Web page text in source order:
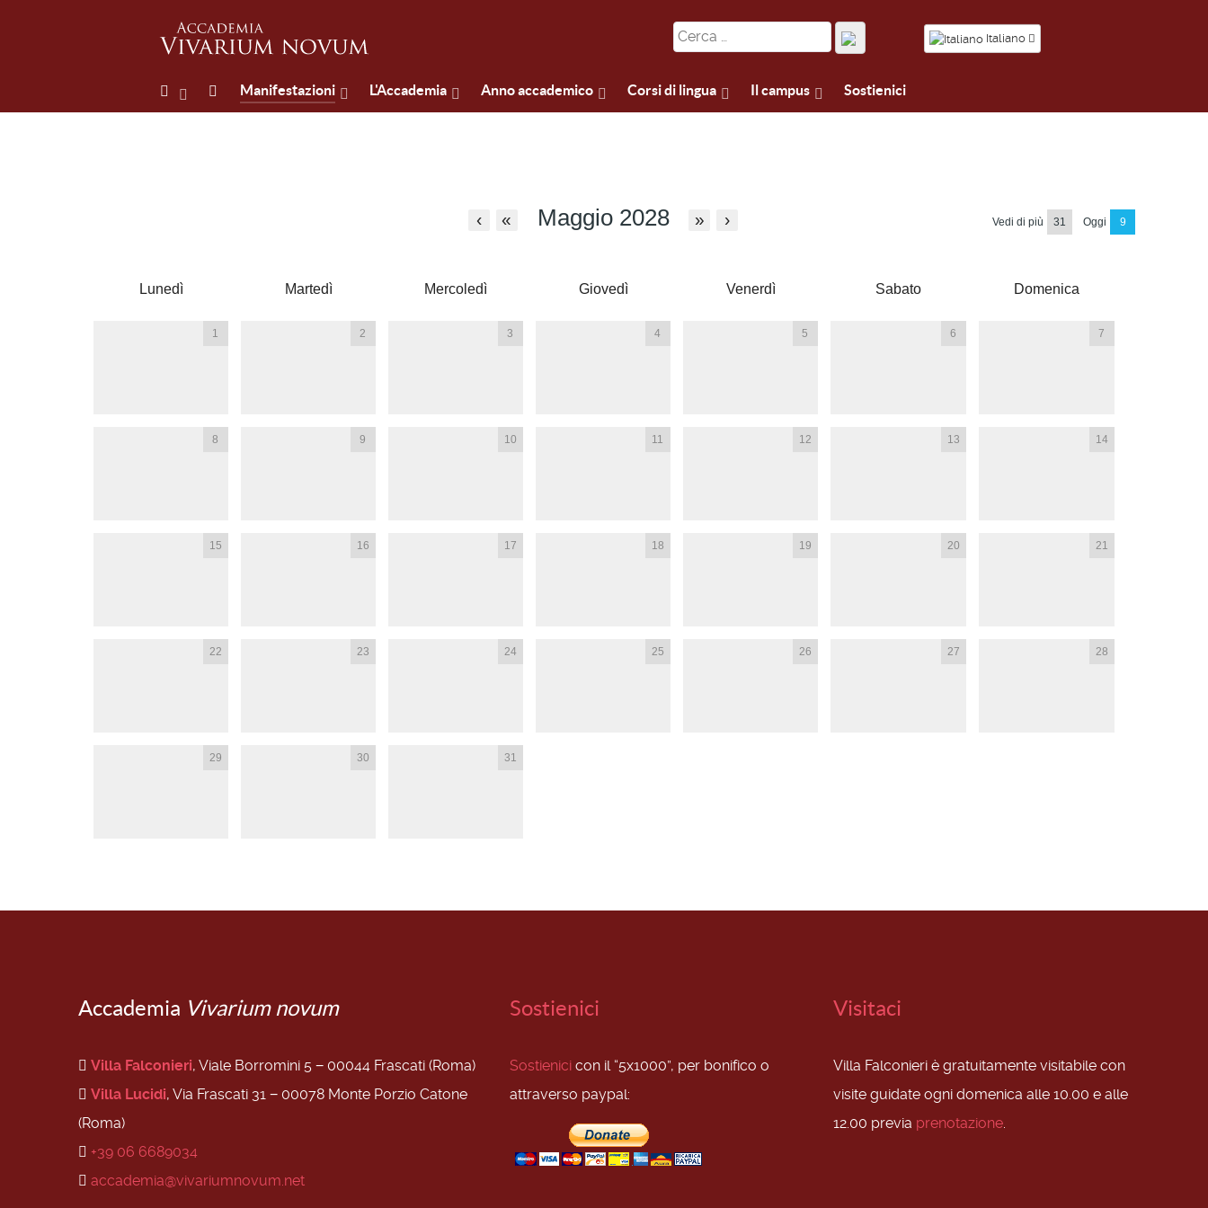
Italiano
Manifestazioni L'Accademia Anno accademico Corsi di lingua Il campus Sostienici
‹ « Maggio 2028 » › Vedi di più 31 Oggi 9
Lunedì Martedì Mercoledì Giovedì Venerdì Sabato Domenica
1 2 3 4 5 6 7
8 9 10 11 12 13 14
15 16 17 18 19 20 21
22 23 24 25 26 27 28
29 30 31
Accademia Vivarium novum
Villa Falconieri, Viale Borromini 5 − 00044 Frascati (Roma)
Villa Lucidi, Via Frascati 31 − 00078 Monte Porzio Catone
(Roma)
+39 06 6689034
accademia@vivariumnovum.net
Sostienici
Sostienici con il “5x1000”, per bonifico o
attraverso paypal:
Visitaci
Villa Falconieri è gratuitamente visitabile con
visite guidate ogni domenica alle 10.00 e alle
12.00 previa prenotazione.